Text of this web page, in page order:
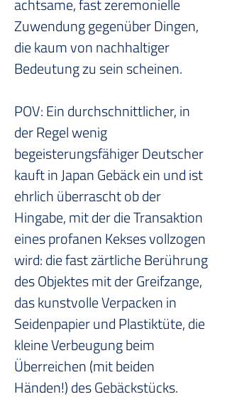
achtsame, fast zeremonielle
Zuwendung gegenüber Dingen,
die kaum von nachhaltiger
Bedeutung zu sein scheinen.
POV: Ein durchschnittlicher, in
der Regel wenig
begeisterungsfähiger Deutscher
kauft in Japan Gebäck ein und ist
ehrlich überrascht ob der
Hingabe, mit der die Transaktion
eines profanen Kekses vollzogen
wird: die fast zärtliche Berührung
des Objektes mit der Greifzange,
das kunstvolle Verpacken in
Seidenpapier und Plastiktüte, die
kleine Verbeugung beim
Überreichen (mit beiden
Händen!) des Gebäckstücks.